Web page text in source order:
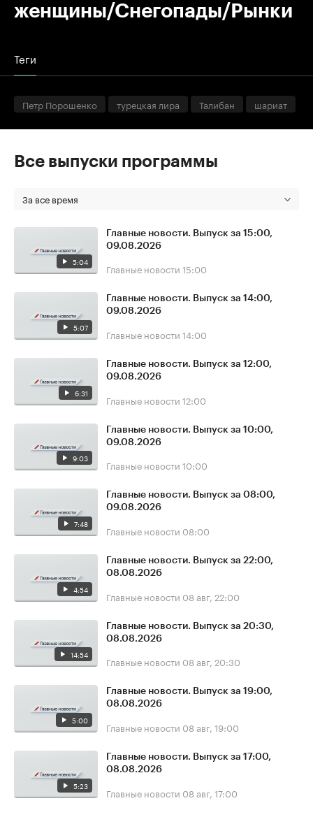
женщины/Снегопады/Рынки
Теги
Петр Порошенко турецкая лира Талибан шариат
Все выпуски программы
За все время
5:04
Главные новости. Выпуск за 15:00,
09.08.2026
Главные новости 15:00
5:07
Главные новости. Выпуск за 14:00,
09.08.2026
Главные новости 14:00
6:31
Главные новости. Выпуск за 12:00,
09.08.2026
Главные новости 12:00
9:03
Главные новости. Выпуск за 10:00,
09.08.2026
Главные новости 10:00
7:48
Главные новости. Выпуск за 08:00,
09.08.2026
Главные новости 08:00
4:54
Главные новости. Выпуск за 22:00,
08.08.2026
Главные новости 08 авг, 22:00
14:54
Главные новости. Выпуск за 20:30,
08.08.2026
Главные новости 08 авг, 20:30
5:00
Главные новости. Выпуск за 19:00,
08.08.2026
Главные новости 08 авг, 19:00
5:23
Главные новости. Выпуск за 17:00,
08.08.2026
Главные новости 08 авг, 17:00